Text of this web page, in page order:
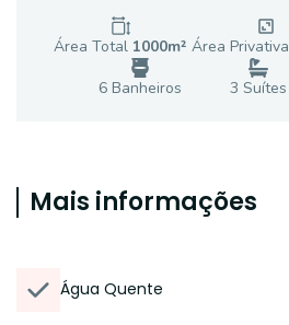
Área Total 1000m² Área Privativa
6Banheiros 3 Suítes
Mais informações
Água Quente